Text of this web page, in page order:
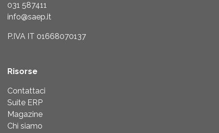
031 587411
info@saep.it
P.IVA IT 01668070137
Risorse
Contattaci
Suite ERP
Magazine
Chi siamo